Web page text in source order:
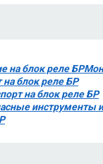
на блок реле БР
на блок реле БР
на блок реле БР
инструменты